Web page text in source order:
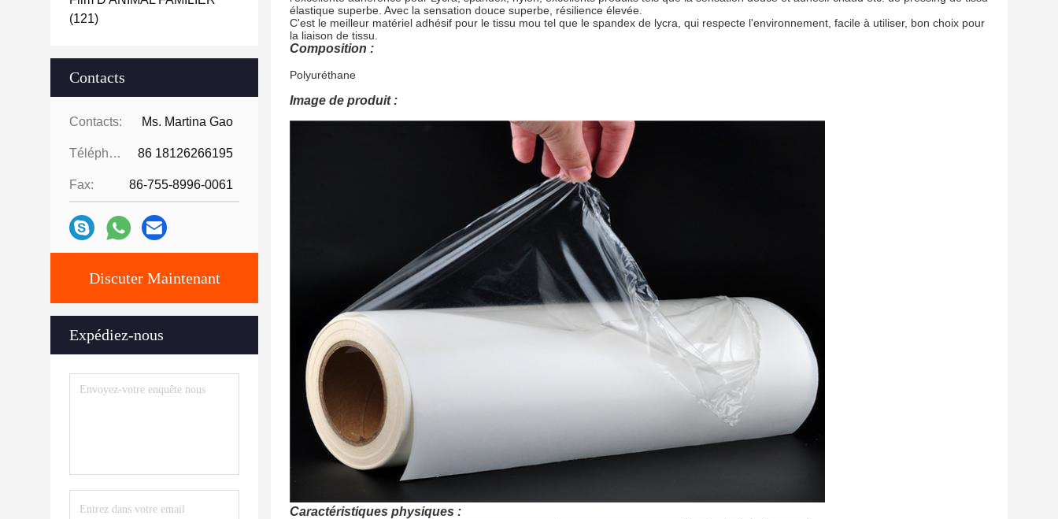
(121)
Contacts
Contacts: Ms. Martina Gao
Téléphone: 86 18126266195
Fax: 86-755-8996-0061
Discuter Maintenant
Expédiez-nous
élastique superbe. Avec la sensation douce superbe, résilience élevée.
C'est le meilleur matériel adhésif pour le tissu mou tel que le spandex de lycra, qui respecte l'environnement, facile à utiliser, bon choix pour
la liaison de tissu.
Composition :
Polyuréthane
Image de produit :
Caractéristiques physiques :